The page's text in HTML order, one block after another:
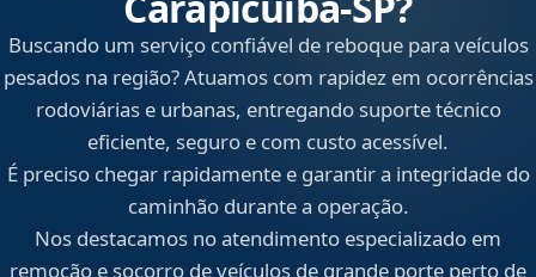
Buscando um serviço confiável de reboque para veículos
pesados na região? Atuamos com rapidez em ocorrências
rodoviárias e urbanas, entregando suporte técnico
eficiente, seguro e com custo acessível.
É preciso chegar rapidamente e garantir a integridade do
caminhão durante a operação.
Nos destacamos no atendimento especializado em
remoção e socorro de veículos de grande porte perto de